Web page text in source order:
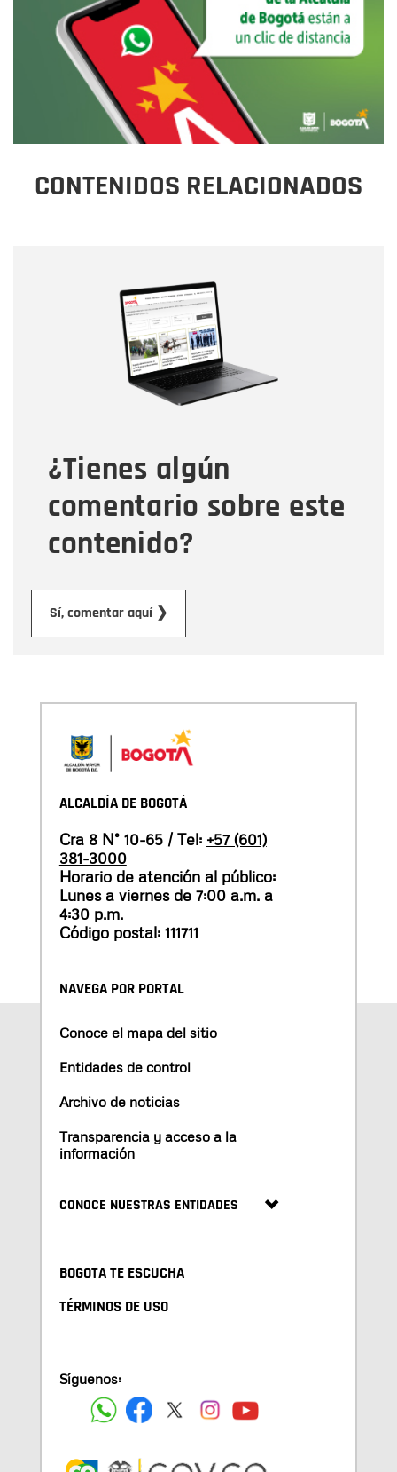
CONTENIDOS RELACIONADOS
¿Tienes algún
comentario sobre este
contenido?
Sí, comentar aquí ❯
Correo electrónico
Tipo de comentario
Mensaje
ALCALDÍA DE BOGOTÁ
Cra 8 N° 10-65 / Tel: +57 (601)
381-3000
Horario de atención al público:
Lunes a viernes de 7:00 a.m. a
4:30 p.m.
Código postal: 111711
NAVEGA POR PORTAL
Conoce el mapa del sitio
Entidades de control
Archivo de noticias
Transparencia y acceso a la
información
CONOCE NUESTRAS ENTIDADES
BOGOTA TE ESCUCHA
TÉRMINOS DE USO
Síguenos: